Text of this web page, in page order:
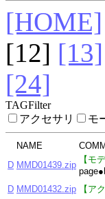
[HOME]
[12] [13]
[24]
TAGFilter
アクセサリ
モ
NAME
D MMD01439.zip
【モ
D MMD01432.zip 【ア